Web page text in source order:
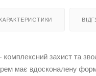
комплексний захист та
має вдосконалену